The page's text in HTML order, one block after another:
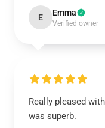
E Emma
Verified owner
Really pleased
was superb.